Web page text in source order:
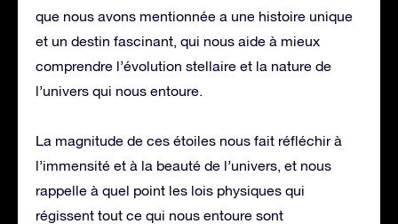
que nous avons mentionnée a une histoire unique
et un destin fascinant, qui nous aide à mieux
comprendre l’évolution stellaire et la nature de
l’univers qui nous entoure.
La magnitude de ces étoiles nous fait réfléchir à
l’immensité et à la beauté de l’univers, et nous
rappelle à quel point les lois physiques qui
régissent tout ce qui nous entoure sont